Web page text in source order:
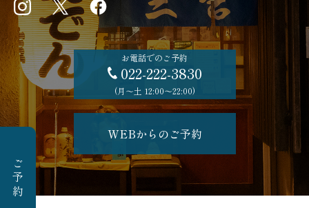
ご予約
お電話でのご予約
022-222-3830
(月〜土 12:00〜22:00)
WEBからのご予約